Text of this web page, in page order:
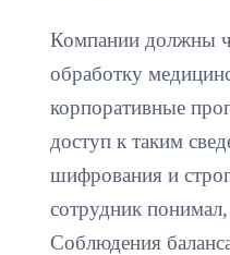
Компании должны
обработку
корпоративные
доступ к таким
шифрования и
сотрудник
Соблюдения